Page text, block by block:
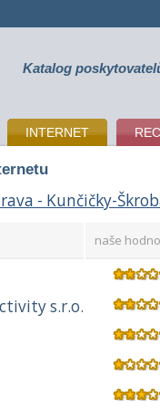
Katalog
INTERNET
- Kunčičky-
naše
s.r.o.